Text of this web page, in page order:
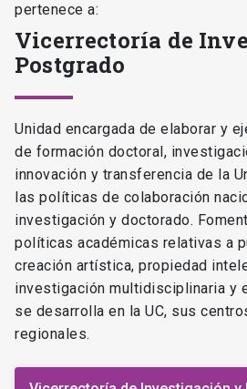
pertenece a:
Vicerrectoría de
Postgrado
Unidad encargada de elaborar y
de formación doctoral,
innovación y transferencia de la
las políticas de colaboración
investigación y doctorado.
políticas académicas relativas a
creación artística, propiedad
investigación multidisciplinaria y
se desarrolla en la UC, sus
regionales.